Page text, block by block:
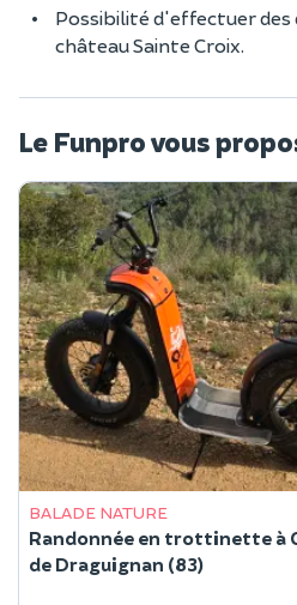
Possibilité d'effectuer des
château Sainte Croix.
Le Funpro vous
BALADE NATURE
Randonnée en trottinette à
de Draguignan (83)